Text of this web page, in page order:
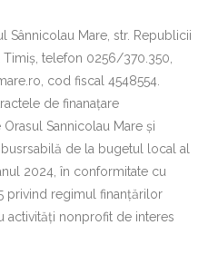
Sânnicolau Mare, str. Republicii
Timiș, telefon 0256/370.350,
cod fiscal 4548554.
de finanaţare
Sannicolau Mare și
de la bugetul local al
2024, în conformitate cu
privind regimul finanțărilor
activități nonprofit de interes